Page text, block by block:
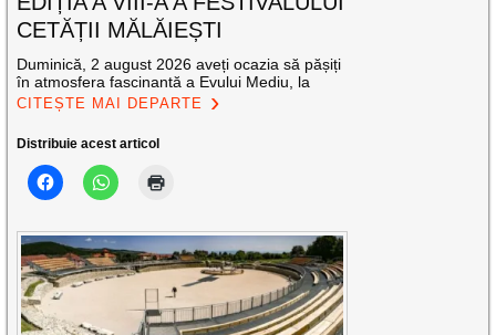
CETĂȚII MĂLĂIEȘTI
Duminică, 2 august 2026 aveți ocazia să pășiți
în atmosfera fascinantă a Evului Mediu, la
CITEȘTE MAI DEPARTE
Distribuie acest articol